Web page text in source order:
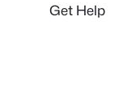
Get Help